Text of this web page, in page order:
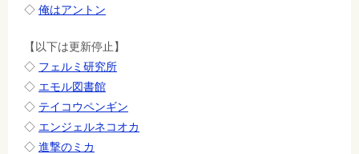
◇ 俺はアントン
【以下は更新停止】
◇ フェルミ研究所
◇ エモル図書館
◇ テイコウペンギン
◇ エンジェルネコオカ
◇ 進撃のミカ